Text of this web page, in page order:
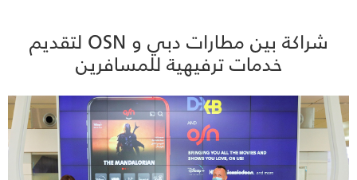
شراكة بين مطارات دبي و OSN لتقديم
خدمات ترفيهية للمسافرين